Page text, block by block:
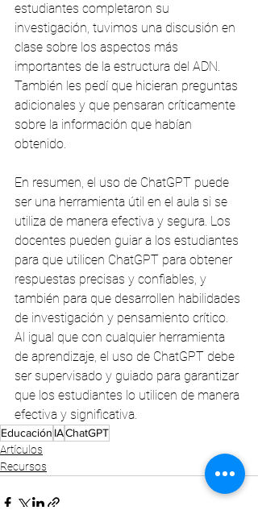
estudiantes completaron su
investigación, tuvimos una discusión en
clase sobre los aspectos más
importantes de la estructura del ADN.
También les pedí que hicieran preguntas
adicionales y que pensaran críticamente
sobre la información que habían
obtenido.
En resumen, el uso de ChatGPT puede
ser una herramienta útil en el aula si se
utiliza de manera efectiva y segura. Los
docentes pueden guiar a los estudiantes
para que utilicen ChatGPT para obtener
respuestas precisas y confiables, y
también para que desarrollen habilidades
de investigación y pensamiento crítico.
Al igual que con cualquier herramienta
de aprendizaje, el uso de ChatGPT debe
ser supervisado y guiado para garantizar
que los estudiantes lo utilicen de manera
efectiva y significativa.
Educación IAChatGPT
Artículos
Recursos